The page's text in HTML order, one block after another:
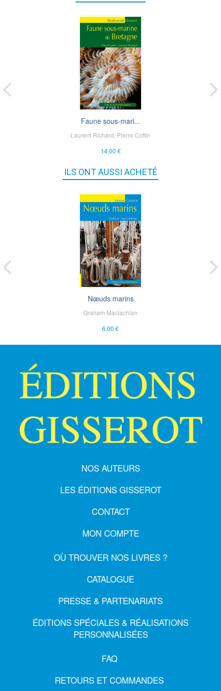
Faune sous-mari...
Laurent Richard Pierre Cottin
14,00 €
ILS ONT AUSSI ACHETÉ
Nœuds marins
Graham Maclachlan
6,00 €
NOS AUTEURS
LES ÉDITIONS GISSEROT
CONTACT
MON COMPTE
OÙ TROUVER NOS LIVRES ?
CATALOGUE
PRESSE & PARTENARIATS
ÉDITIONS SPÉCIALES & RÉALISATIONS
PERSONNALISÉES
FAQ
RETOURS ET COMMANDES